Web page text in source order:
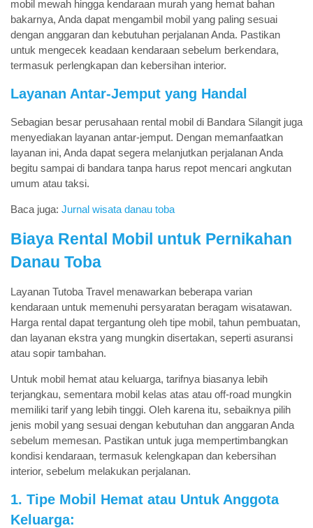
mobil mewah hingga kendaraan murah yang hemat bahan
bakarnya, Anda dapat mengambil mobil yang paling sesuai
dengan anggaran dan kebutuhan perjalanan Anda. Pastikan
untuk mengecek keadaan kendaraan sebelum berkendara,
termasuk perlengkapan dan kebersihan interior.
Layanan Antar-Jemput yang Handal
Sebagian besar perusahaan rental mobil di Bandara Silangit juga
menyediakan layanan antar-jemput. Dengan memanfaatkan
layanan ini, Anda dapat segera melanjutkan perjalanan Anda
begitu sampai di bandara tanpa harus repot mencari angkutan
umum atau taksi.
Baca juga: Jurnal wisata danau toba
Biaya Rental Mobil untuk Pernikahan
Danau Toba
Layanan Tutoba Travel menawarkan beberapa varian
kendaraan untuk memenuhi persyaratan beragam wisatawan.
Harga rental dapat tergantung oleh tipe mobil, tahun pembuatan,
dan layanan ekstra yang mungkin disertakan, seperti asuransi
atau sopir tambahan.
Untuk mobil hemat atau keluarga, tarifnya biasanya lebih
terjangkau, sementara mobil kelas atas atau off-road mungkin
memiliki tarif yang lebih tinggi. Oleh karena itu, sebaiknya pilih
jenis mobil yang sesuai dengan kebutuhan dan anggaran Anda
sebelum memesan. Pastikan untuk juga mempertimbangkan
kondisi kendaraan, termasuk kelengkapan dan kebersihan
interior, sebelum melakukan perjalanan.
1. Tipe Mobil Hemat atau Untuk Anggota
Keluarga: